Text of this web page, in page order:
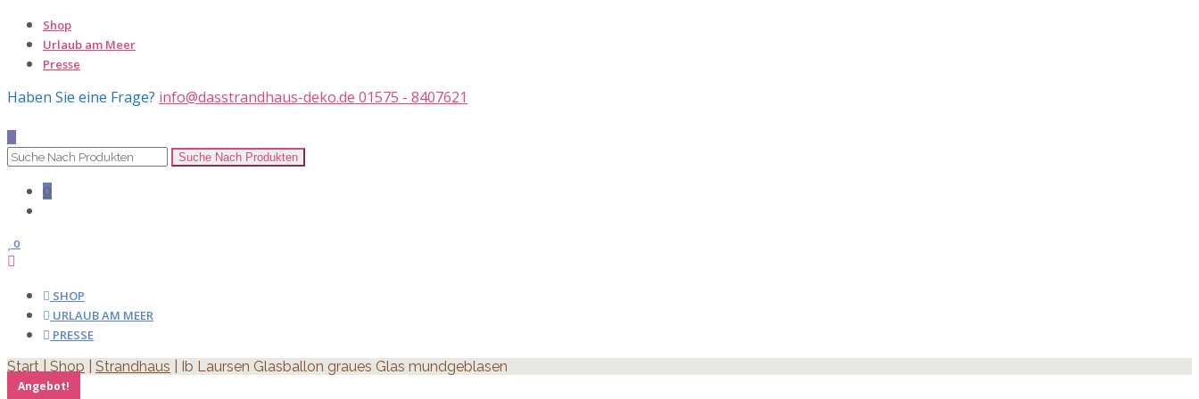
Shop
Urlaub am Meer
Presse
Haben Sie eine Frage? info@dasstrandhaus-deko.de 01575 - 8407621
0
0
SHOP
URLAUB AM MEER
PRESSE
Start Shop Strandhaus | Ib Laursen Glasballon graues Glas mundgeblasen
Angebot!